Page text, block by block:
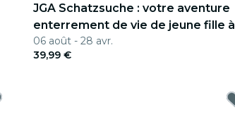
JGA Schatzsuche : votre aventure
enterrement de vie de jeune fille à
Ulm
06 août - 28 avr.
39,99 €